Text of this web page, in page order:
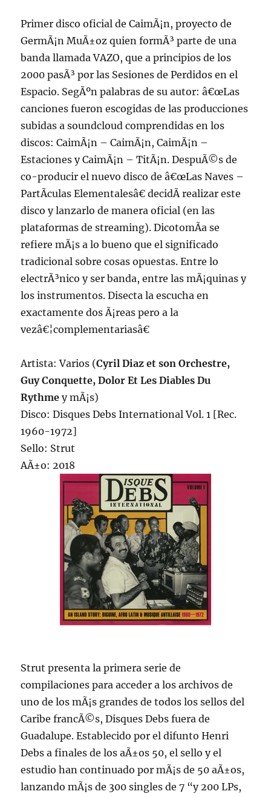
Primer disco oficial de CaimÃ¡n, proyecto de
GermÃ¡n MuÃ±oz quien formÃ³ parte de una
banda llamada VAZO, que a principios de los
2000 pasÃ³ por las Sesiones de Perdidos en el
Espacio. SegÃºn palabras de su autor: â€œLas
canciones fueron escogidas de las producciones
subidas a soundcloud comprendidas en los
discos: CaimÃ¡n – CaimÃ¡n, CaimÃ¡n –
Estaciones y CaimÃ¡n – TitÃ¡n. DespuÃ©s de
co-producir el nuevo disco de â€œLas Naves –
PartÃ­culas Elementalesâ€ decidÃ­ realizar este
disco y lanzarlo de manera oficial (en las
plataformas de streaming). DicotomÃ­a se
refiere mÃ¡s a lo bueno que el significado
tradicional sobre cosas opuestas. Entre lo
electrÃ³nico y ser banda, entre las mÃ¡quinas y
los instrumentos. Disecta la escucha en
exactamente dos Ã¡reas pero a la
vezâ€¦complementariasâ€
Artista: Varios (Cyril Diaz et son Orchestre,
Guy Conquette, Dolor Et Les Diables Du
Rythme y mÃ¡s)
Disco: Disques Debs International Vol. 1 [Rec.
1960-1972]
Sello: Strut
AÃ±o: 2018
Strut presenta la primera serie de
compilaciones para acceder a los archivos de
uno de los mÃ¡s grandes de todos los sellos del
Caribe francÃ©s, Disques Debs fuera de
Guadalupe. Establecido por el difunto Henri
Debs a finales de los aÃ±os 50, el sello y el
estudio han continuado por mÃ¡s de 50 aÃ±os,
lanzando mÃ¡s de 300 singles de 7 “y 200 LPs,